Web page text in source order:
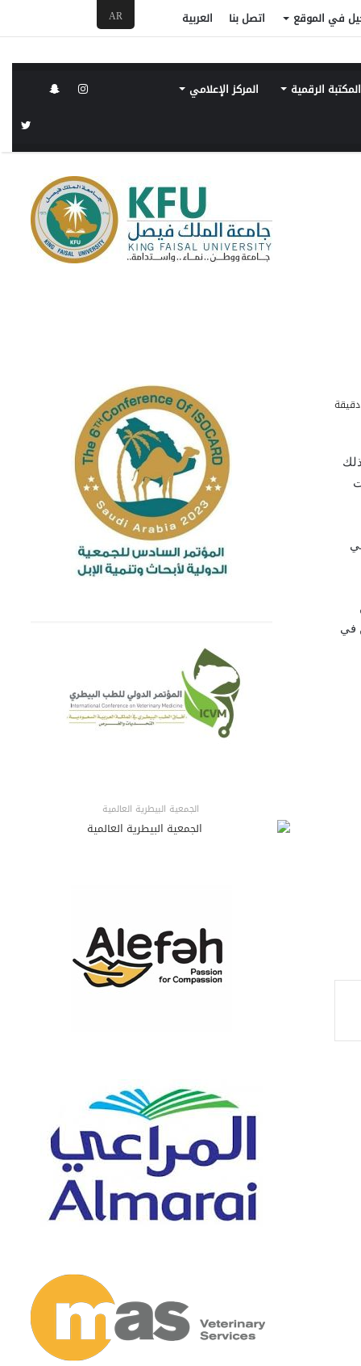
في الموقع اتصل بنا العربية
المكتبة الرقمية المركز الإعلامي
في
الجمعية البيطرية العالمية
AR